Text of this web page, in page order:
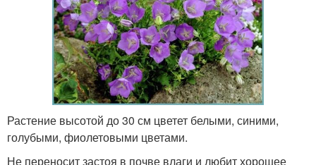
Растение высотой до 30 см цветет белыми, синими,
голубыми, фиолетовыми цветами.
Не переносит застоя в почве влаги и любит хорошее